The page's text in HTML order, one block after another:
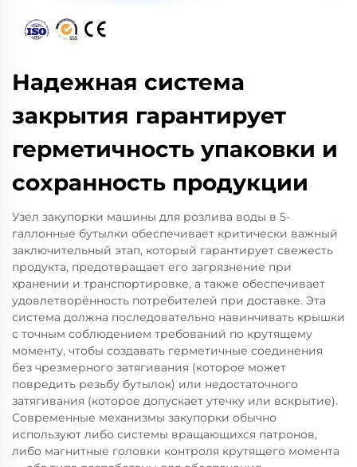
Надежная система
закрытия гарантирует
герметичность упаковки и
сохранность продукции
Узел закупорки машины для розлива воды в 5-
галлонные бутылки обеспечивает критически важный
заключительный этап, который гарантирует свежесть
продукта, предотвращает его загрязнение при
хранении и транспортировке, а также обеспечивает
удовлетворённость потребителей при доставке. Эта
система должна последовательно навинчивать крышки
с точным соблюдением требований по крутящему
моменту, чтобы создавать герметичные соединения
без чрезмерного затягивания (которое может
повредить резьбу бутылок) или недостаточного
затягивания (которое допускает утечку или вскрытие).
Современные механизмы закупорки обычно
используют либо системы вращающихся патронов,
либо магнитные головки контроля крутящего момента